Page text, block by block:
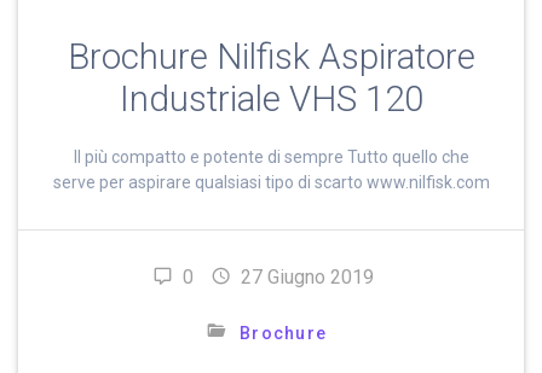
Brochure Nilfisk Aspiratore
Industriale VHS 120
Il più compatto e potente di sempre Tutto quello che
serve per aspirare qualsiasi tipo di scarto www.nilfisk.com
0 27 Giugno 2019
Brochure